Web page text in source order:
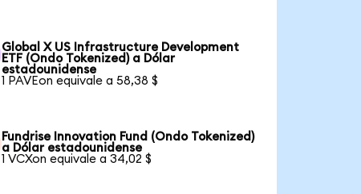
Global X US Infrastructure Development
ETF (Ondo Tokenized) a Dólar
estadounidense
1 PAVEon equivale a 58,38 $
Fundrise Innovation Fund (Ondo Tokenized)
a Dólar estadounidense
1 VCXon equivale a 34,02 $